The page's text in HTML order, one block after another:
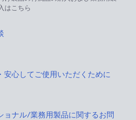
はこちら
安心してご使用いただくために
ョナル/業務用製品に関するお問